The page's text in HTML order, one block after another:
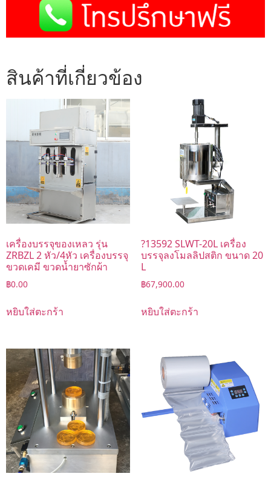
สินค้าที่เกี่ยวข้อง
เครื่องบรรจุของเหลว รุ่น
ZRBZL 2 หัว/4หัว เครื่องบรรจุ
ขวดเคมี ขวดน้ำยาซักผ้า
฿0.00
หยิบใส่ตะกร้า
?13592 SLWT-20L เครื่อง
บรรจุลงโมลลิปสติก ขนาด 20
L
฿67,900.00
หยิบใส่ตะกร้า